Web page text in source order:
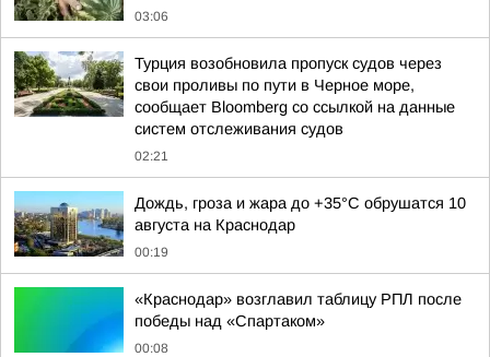
03:06
Турция возобновила пропуск судов через
свои проливы по пути в Черное море,
сообщает Bloomberg со ссылкой на данные
систем отслеживания судов
02:21
Дождь, гроза и жара до +35°C обрушатся 10
августа на Краснодар
00:19
«Краснодар» возглавил таблицу РПЛ после
победы над «Спартаком»
00:08